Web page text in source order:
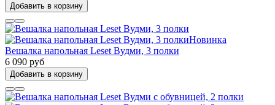
Добавить в корзину
Новинка
Вешалка напольная Leset Вудми, 3 полки
6 090 руб
Добавить в корзину